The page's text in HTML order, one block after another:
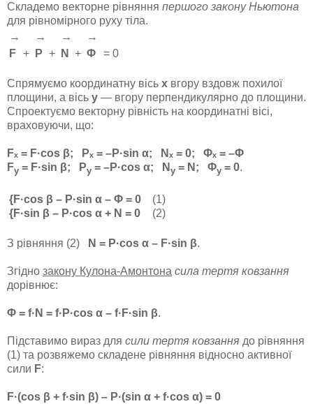
Складемо векторне рівняння першого закону Ньютона
для рівномірного руху тіла.
→
→ →
→
F + P + N + Φ = 0
Спрямуємо координатну вісь x вгору вздовж похилої
площини, а вісь y — вгору перпендикулярно до площини.
Спроектуємо векторну рівність на координатні вісі,
враховуючи, що:
Fₓ = F·cos β; Pₓ = –P·sin α; Nₓ = 0; Φₓ = –Φ
Fy = F·sin β; Py = –P·cos α; N y = N; Φy = 0.
{F·cos β – P·sin α – Φ = 0
{F·sin β – P·cos α + N = 0
(1)
(2)
З рівняння (2) N = P·cos α – F·sin β.
Згідно закону Кулона-Амонтона сила тертя ковзання
дорівнює:
Φ = f·N = f·P·cos α – f·F·sin β.
Підставимо вираз для сили тертя ковзання до рівняння
(1) та розвяжемо складене рівняння відносно активної
сили F:
F·(cos β + f·sin β) – P·(sin α + f·cos α) = 0